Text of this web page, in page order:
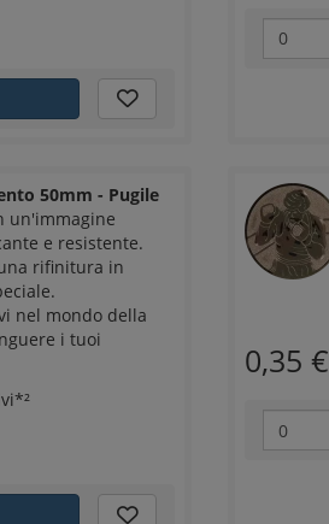
50mm - Pugile
un'immagine
e resistente.
rifinitura in
nel mondo della
i tuoi
0,35 €